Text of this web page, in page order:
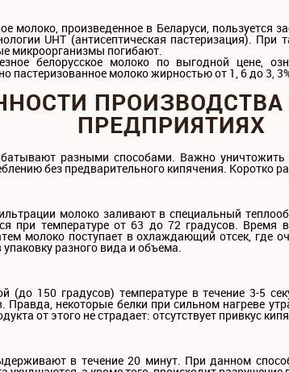
молоко, произведенное в Беларуси, пользуется
UHT (антисептическая пастеризация).
микроорганизмы погибают.
белорусское молоко по выгодной цене,
пастеризованное молоко жирностью от 1, 6 до 3,
ПРЕДПРИЯТИЯХ
разными способами. Важно
без предварительного кипячения. Коротко
молоко заливают в специальный
при температуре от 63 до 72 градусов. Время
молоко поступает в охлаждающий отсек, где
разного вида и объема.
150 градусов) температуре в течение 3-5
Правда, некоторые белки при сильном нагреве
от этого не страдает: отсутствует привкус
в течение 20 минут. При данном